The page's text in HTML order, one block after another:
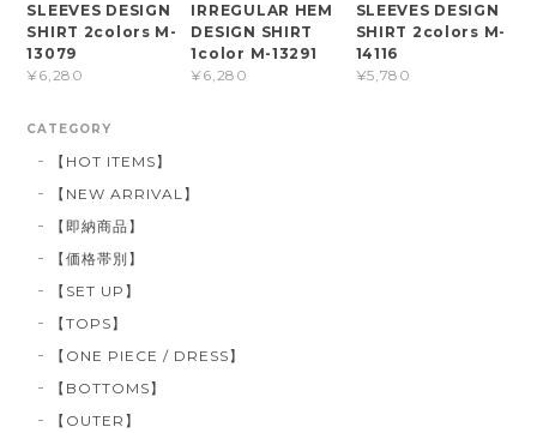
SLEEVES DESIGN
SHIRT 2colors M-
13079
¥6,280
IRREGULAR HEM
DESIGN SHIRT
1color M-13291
¥6,280
SLEEVES DESIGN
SHIRT 2colors M-
14116
¥5,780
CATEGORY
【HOT ITEMS】
【NEW ARRIVAL】
【即納商品】
【価格帯別】
【SET UP】
【TOPS】
【ONE PIECE / DRESS】
【BOTTOMS】
【OUTER】